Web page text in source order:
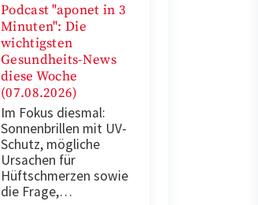
Podcast "aponet in 3
Minuten": Die
wichtigsten
Gesundheits-News
diese Woche
(07.08.2026)
Im Fokus diesmal:
Sonnenbrillen mit UV-
Schutz, mögliche
Ursachen für
Hüftschmerzen sowie
die Frage,…